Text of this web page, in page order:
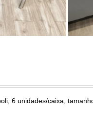
6 unidades/caixa;